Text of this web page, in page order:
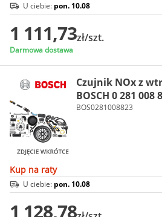
U ciebie: pon. 10.08
1 111,73zł/szt.
Darmowa dostawa
Czujnik NOx z
BOSCH 0 281 008
BOS0281008823
Kup na raty
U ciebie: pon. 10.08
1 128,78